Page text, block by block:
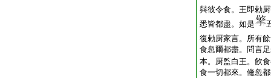
與彼令食。王即勅
悉皆都盡。如是
復勅厨家言。所有
食忽爾都盡。問言
本。厨監白王。飮
食一切都來。儵忽